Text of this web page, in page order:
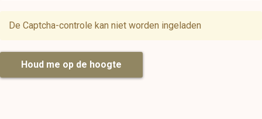
De Captcha-controle kan niet worden ingeladen
Houd me op de hoogte